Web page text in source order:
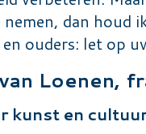
nemen, dan houd
ouders: let op
Loenen,
kunst en